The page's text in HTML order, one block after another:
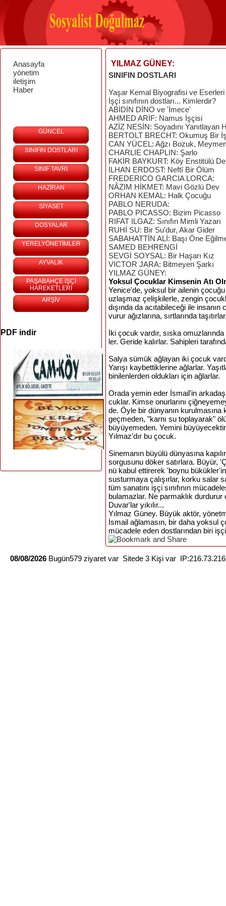
Anasayfa
yönetim
iletişim
Haber
GÜNCEL
SINIFIN DOSTLARI
SINIF TAVRI
HAZİRAN
SİYASET
DOSYALAR
YERELYÖNETİMLER
AYVALIK
PAŞABAHÇE İŞÇİ
HAREKETLERİ
ARŞİV
PDF indir
YILMAZ GÜNEY:
SINIFIN DOSTLARI
Yaşar Kemal Biyografisi ve Eserleri
İşçi sınıfının dostları... Kimlerdir?
ABİDİN DİNO ve 'İmece'
AHMED ARİF: Namus İşçisi
AZİZ NESİN: Soyadını Yanıtlayan
BERTOLT BRECHT: Okumuş Bir
CAN YÜCEL: Ağzı Bozuk,
CHARLIE CHAPLIN: Şarlo
FAKİR BAYKURT: Köy Enstitülü
İLHAN ERDOST: Neftî Bir Ölüm
FREDERICO GARCIA LORCA:
NÂZIM HİKMET: Mavi Gözlü Dev
ORHAN KEMAL: Halk Çocuğu
PABLO NERUDA:
PABLO PICASSO: Bizim Picasso
RIFAT ILGAZ: Sınıfın Mimli Yazarı
RUHİ SU: Bir Su'dur, Akar Gider
SABAHATTİN ALİ: Başı Öne
SAMED BEHRENGİ
SEVGİ SOYSAL: Bir Haşarı Kız
VICTOR JARA: Bitmeyen Şarkı
YILMAZ GÜNEY:
Yoksul Çocuklar Kimsenin Atı
Yenice'de, yoksul bir ailenin çocuğu
uzlaşmaz çelişkilerle, zengin
dışında da acıtabileceği ile insanın
vurur ağızlarına, sırtlarında taşıtırlar
İki çocuk vardır, sıska omuzlarında
ler. Geride kalırlar. Sahipleri
Salya sümük ağlayan iki çocuk
Yarışı kaybettiklerine ağlarlar.
binilenler­den oldukları için ağlarlar.
Orada yemin eder İsmail'in
cuklar. Kimse onurlarını
de. Öyle bir dünyanın
geçmeden, "karnı su toplayarak"
büyüyemeden. Yemini
Yılmaz'dır bu çocuk.
Sinemanın büyülü dünyasına
sorgusunu döker satırlara. Büyür,
nü kabul ettirerek 'boynu
susturmaya çalışırlar, korku salar
tüm sanatını işçi sınıfının
bulamazlar. Ne parmaklık durdurur
Duvar'lar yıkılır...
Yılmaz Güney. Büyük aktör,
İsmail ağlamasın, bir daha yoksul
mücadele eden dostlarından biri işçi
08/08/2026 Bugün579 ziyaret var Sitede 3 Kişi var